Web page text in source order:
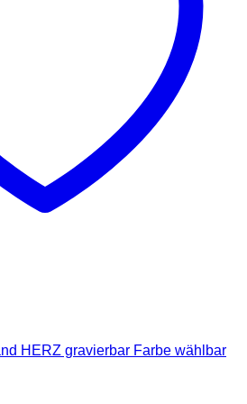
HERZ gravierbar Farbe wählbar